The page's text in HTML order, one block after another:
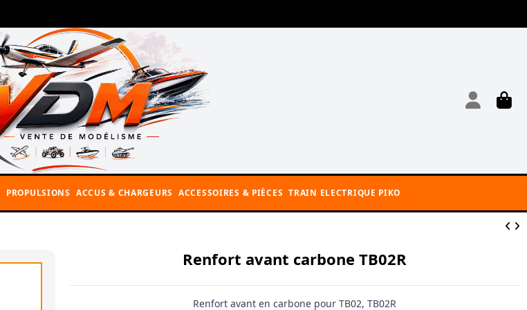
PROPULSIONS ACCUS & CHARGEURS ACCESSOIRES & PIÈCES TRAIN ELECTRIQUE PIKO
Renfort avant carbone TB02R
Renfort avant en carbone pour TB02, TB02R